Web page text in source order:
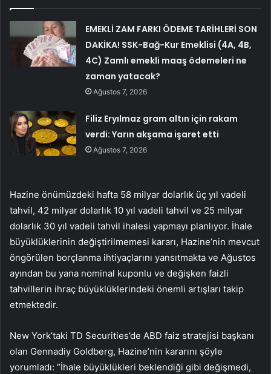
EMEKLİ ZAM FARKI ÖDEME TARİHLERİ SON
DAKİKA! SSK-Bağ-Kur Emeklisi (4A, 4B,
4C) Zamlı emekli maaş ödemeleri ne
zaman yatacak?
Ağustos 7, 2026
Filiz Eryılmaz gram altın için rakam
verdi: Yarın akşama işaret etti
Ağustos 7, 2026
Hazine önümüzdeki hafta 58 milyar dolarlık üç yıl vadeli
tahvil, 42 milyar dolarlık 10 yıl vadeli tahvil ve 25 milyar
dolarlık 30 yıl vadeli tahvil ihalesi yapmayı planlıyor. İhale
büyüklüklerinin değiştirilmemesi kararı, Hazine’nin mevcut
öngörülen borçlanma ihtiyaçlarını yansıtmakta ve Ağustos
ayından bu yana nominal kuponlu ve değişken faizli
tahvillerin ihraç büyüklüklerindeki önemli artışları takip
etmektedir.
New York’taki TD Securities’de ABD faiz stratejisi başkanı
olan Gennadiy Goldberg, Hazine’nin kararını şöyle
yorumladı: “İhale büyüklükleri beklendiği gibi değişmedi,